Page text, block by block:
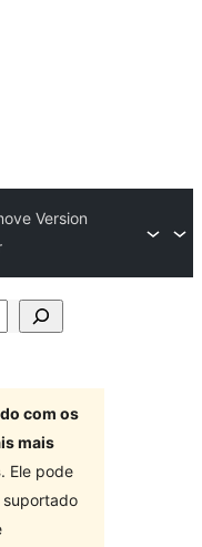
Version
com os
mais
. Ele pode
suportado